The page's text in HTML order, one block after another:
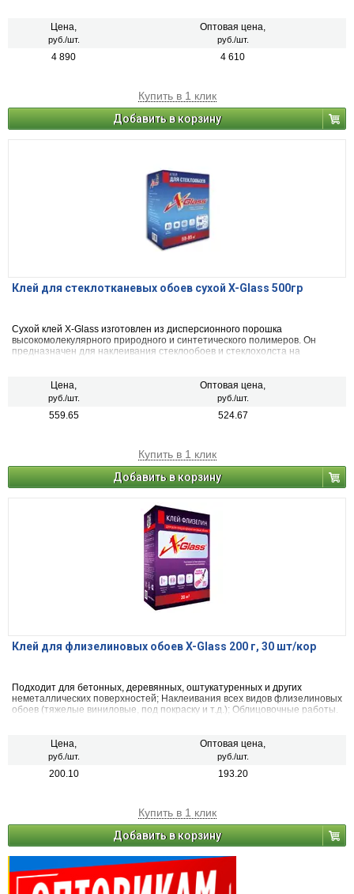
Цена,
руб./шт.
Оптовая цена,
руб./шт.
4 890 4 610
Купить в 1 клик
Добавить в корзину
Клей для стеклотканевых обоев сухой X-Glass 500гр
Сухой клей X­-Glass изготовлен из дисперсионного порошка
высокомолекулярного природного и синтетического полимеров. Он
предназначен для наклеивания стеклообоев и стеклохолста на
Цена,
руб./шт.
Оптовая цена,
руб./шт.
559.65 524.67
Купить в 1 клик
Добавить в корзину
Клей для флизелиновых обоев X-Glass 200 г, 30 шт/кор
Подходит для бетонных, деревянных, оштукатуренных и других
неметаллических поверхностей; Наклеивания всех видов флизелиновых
обоев (тяжелые виниловые, под покраску и т.д.); Облицовочные работы.
Цена,
руб./шт.
Оптовая цена,
руб./шт.
200.10 193.20
Купить в 1 клик
Добавить в корзину